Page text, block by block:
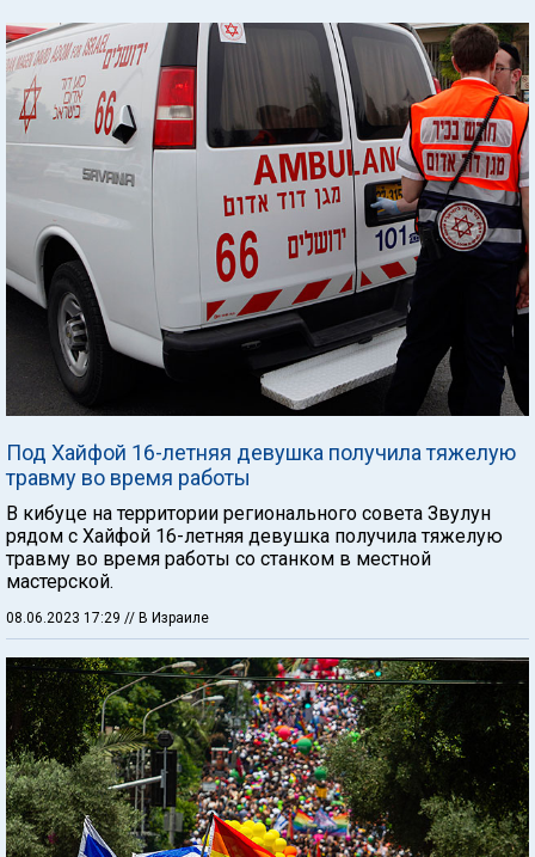
Под Хайфой 16-летняя девушка получила тяжелую
травму во время работы
В кибуце на территории регионального совета Звулун
рядом с Хайфой 16-летняя девушка получила тяжелую
травму во время работы со станком в местной
мастерской.
08.06.2023 17:29 // В Израиле